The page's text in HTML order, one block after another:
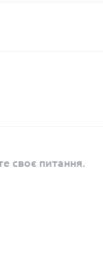
своє питання.